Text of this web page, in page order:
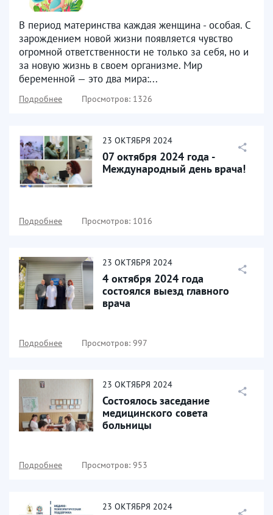
В период материнства каждая женщина - особая. С
зарождением новой жизни появляется чувство
огромной ответственности не только за себя, но и
за новую жизнь в своем организме. Мир
беременной — это два мира:...
Подробнее Просмотров: 1326
23 ОКТЯБРЯ 2024
07 октября 2024 года -
Международный день врача!
Подробнее Просмотров: 1016
23 ОКТЯБРЯ 2024
4 октября 2024 года
состоялся выезд главного
врача
Подробнее Просмотров: 997
23 ОКТЯБРЯ 2024
Состоялось заседание
медицинского совета
больницы
Подробнее Просмотров: 953
23 ОКТЯБРЯ 2024